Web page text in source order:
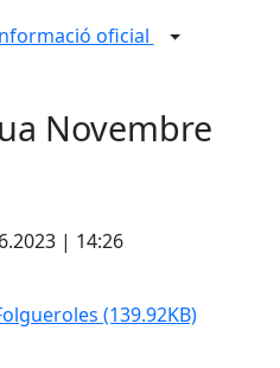
oficial
Novembre
| 14:26
(139.92KB)